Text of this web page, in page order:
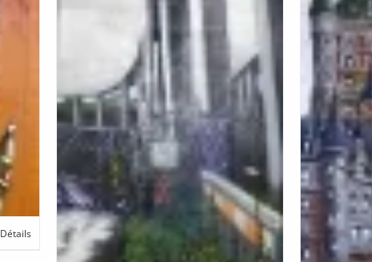
Détails